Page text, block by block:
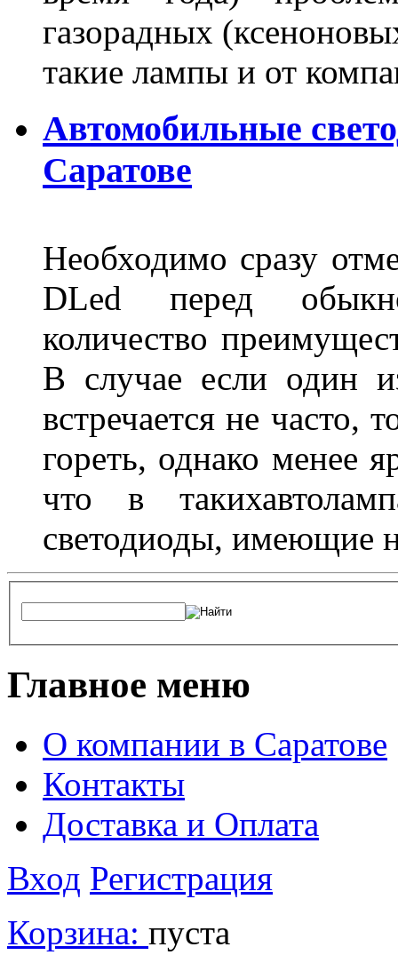
газорадных
такие лампы и от
Автомобильные
Саратове
Необходимо сразу
DLed перед
количество
В случае если один
встречается не часто,
гореть, однако менее
что в
светодиоды, имеющие
Главное меню
О компании в Саратове
Контакты
Доставка и Оплата
Вход Регистрация
Корзина: пуста